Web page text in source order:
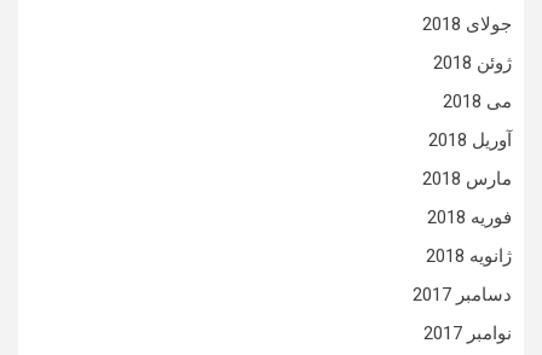
جولای 2018
ژوئن 2018
می 2018
آوریل 2018
مارس 2018
فوریه 2018
ژانویه 2018
دسامبر 2017
نوامبر 2017